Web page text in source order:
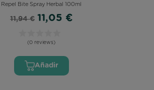
Repel Bite Spray Herbal 100ml
11,94 € 11,05 €
(0 reviews)
Añadir